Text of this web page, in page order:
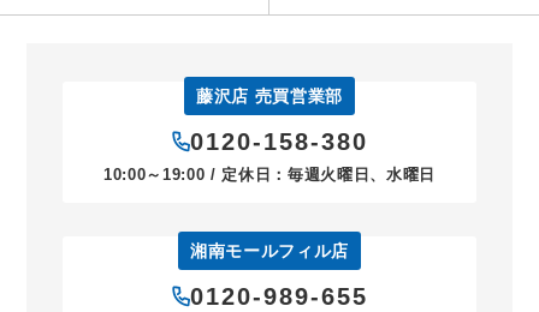
藤沢店 売買営業部
0120-158-380
10:00～19:00 / 定休日：毎週火曜日、水曜日
湘南モールフィル店
0120-989-655